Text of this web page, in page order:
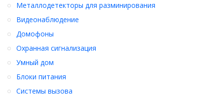
Металлодетекторы для разминирования
Видеонаблюдение
Домофоны
Охранная сигнализация
Умный дом
Блоки питания
Системы вызова